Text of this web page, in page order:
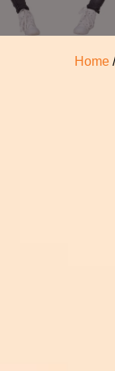
Home